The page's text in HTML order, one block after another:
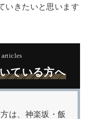
いきたいと思います
ている方へ
は、神楽坂・飯